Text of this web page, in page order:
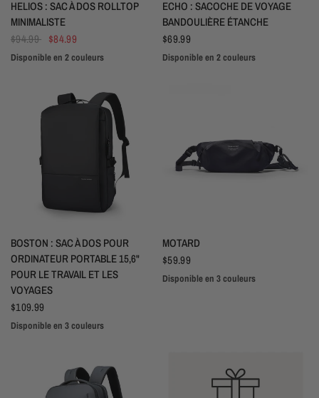
APERÇU RAPIDE
HELIOS : SAC À DOS ROLLTOP
MINIMALISTE
$94.99
$84.99
Bleu clairGris
Disponible en 2 couleurs
APERÇU RAPIDE
ECHO : SACOCHE DE VOYAGE
BANDOULIÈRE ÉTANCHE
$69.99
NoirGris
Disponible en 2 couleurs
APERÇU RAPIDE
BOSTON : SAC À DOS POUR
ORDINATEUR PORTABLE 15,6"
POUR LE TRAVAIL ET LES
VOYAGES
$109.99
NoirGrisVert
Disponible en 3 couleurs
MOTARD
$59.99
NoirGrisVert
Disponible en 3 couleurs